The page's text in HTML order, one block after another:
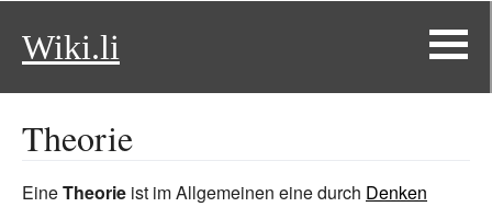
Wiki.li
Theorie
EineTheorie ist im Allgemeinen eine durch Denken